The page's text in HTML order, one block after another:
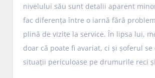
nivelului său sunt detalii aparent
fac diferența între o iarnă fără
plină de vizite la service. În lipsa lui,
doar că poate fi avariat, ci și șoferul
situații periculoase pe drumurile reci